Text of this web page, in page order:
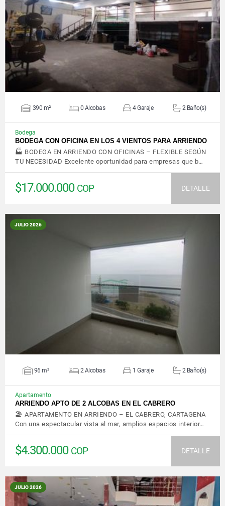
VER DETALLES
390 m² 0 Alcobas 4 Garaje 2 Baño(s)
Bodega
BODEGA CON OFICINA EN LOS 4 VIENTOS PARA ARRIENDO
🏭 BODEGA EN ARRIENDO CON OFICINAS – FLEXIBLE SEGÚN
TU NECESIDAD Excelente oportunidad para empresas que b…
$17.000.000 COP DETALLE
JULIO 2026
VER DETALLES
96 m² 2 Alcobas 1 Garaje 2 Baño(s)
Apartamento
ARRIENDO APTO DE 2 ALCOBAS EN EL CABRERO
🏖️ APARTAMENTO EN ARRIENDO – EL CABRERO, CARTAGENA
Con una espectacular vista al mar, amplios espacios interior…
$4.300.000 COP DETALLE
JULIO 2026